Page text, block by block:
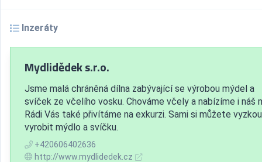
Inzeráty
Mydlidědek s.r.o.
Jsme malá chráněná dílna zabývající se výrobou mýdel a
svíček ze včelího vosku. Chováme včely a nabízíme i náš
Rádi Vás také přivítáme na exkurzi. Sami si můžete
vyrobit mýdlo a svíčku.
+420606402636
http://www.mydlidedek.cz